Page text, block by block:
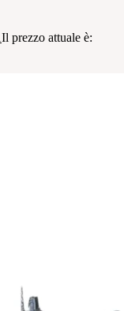
Il prezzo attuale è: